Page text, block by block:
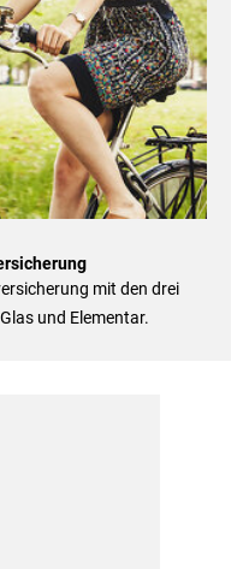
mit den drei
und Elementar.